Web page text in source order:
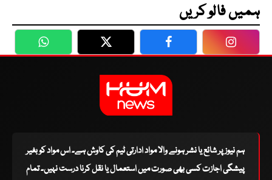
ہمیں فالو کریں
WhatsApp Twitter Facebook
ہم نیوز پر شائع یا نشر ہونے والا مواد ادارتی ٹیم کی کاوش ہے۔ اس مواد کو بغیر
پیشگی اجازت کسی بھی صورت میں استعمال یا نقل کرنا درست نہیں۔ تمام